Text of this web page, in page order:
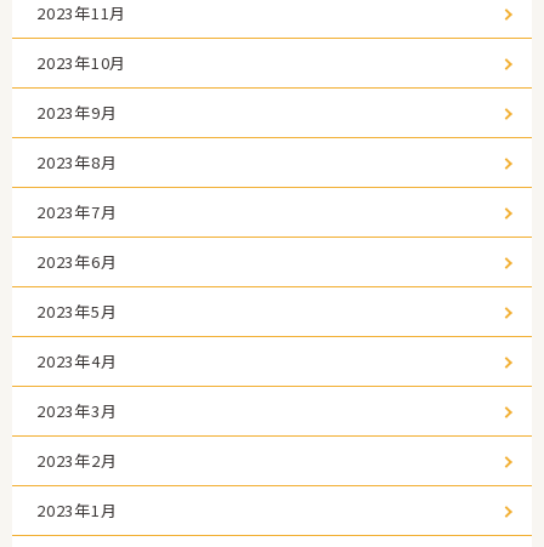
2023年11月
2023年10月
2023年9月
2023年8月
2023年7月
2023年6月
2023年5月
2023年4月
2023年3月
2023年2月
2023年1月